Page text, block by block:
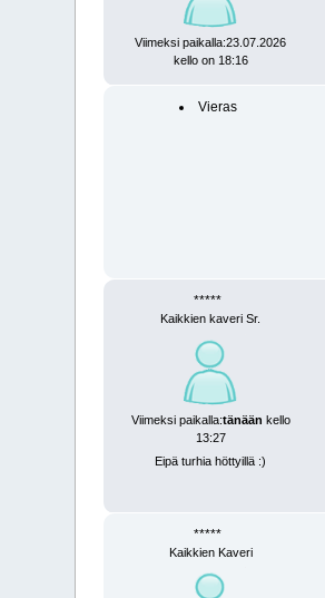
Viimeksi paikalla:23.07.2026
kello on 18:16
Vieras
*****
Kaikkien kaveri Sr.
Viimeksi paikalla:tänään kello
13:27
Eipä turhia höttyillä :)
*****
Kaikkien Kaveri